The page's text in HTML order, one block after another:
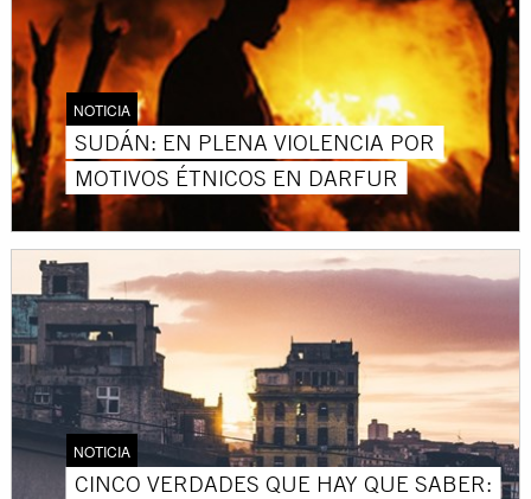
NOTICIA
SUDÁN: EN PLENA VIOLENCIA POR
MOTIVOS ÉTNICOS EN DARFUR
NOTICIA
CINCO VERDADES QUE HAY QUE SABER: